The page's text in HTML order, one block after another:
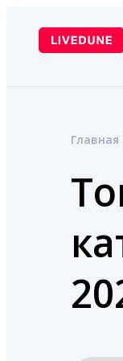
содержимому
Главная